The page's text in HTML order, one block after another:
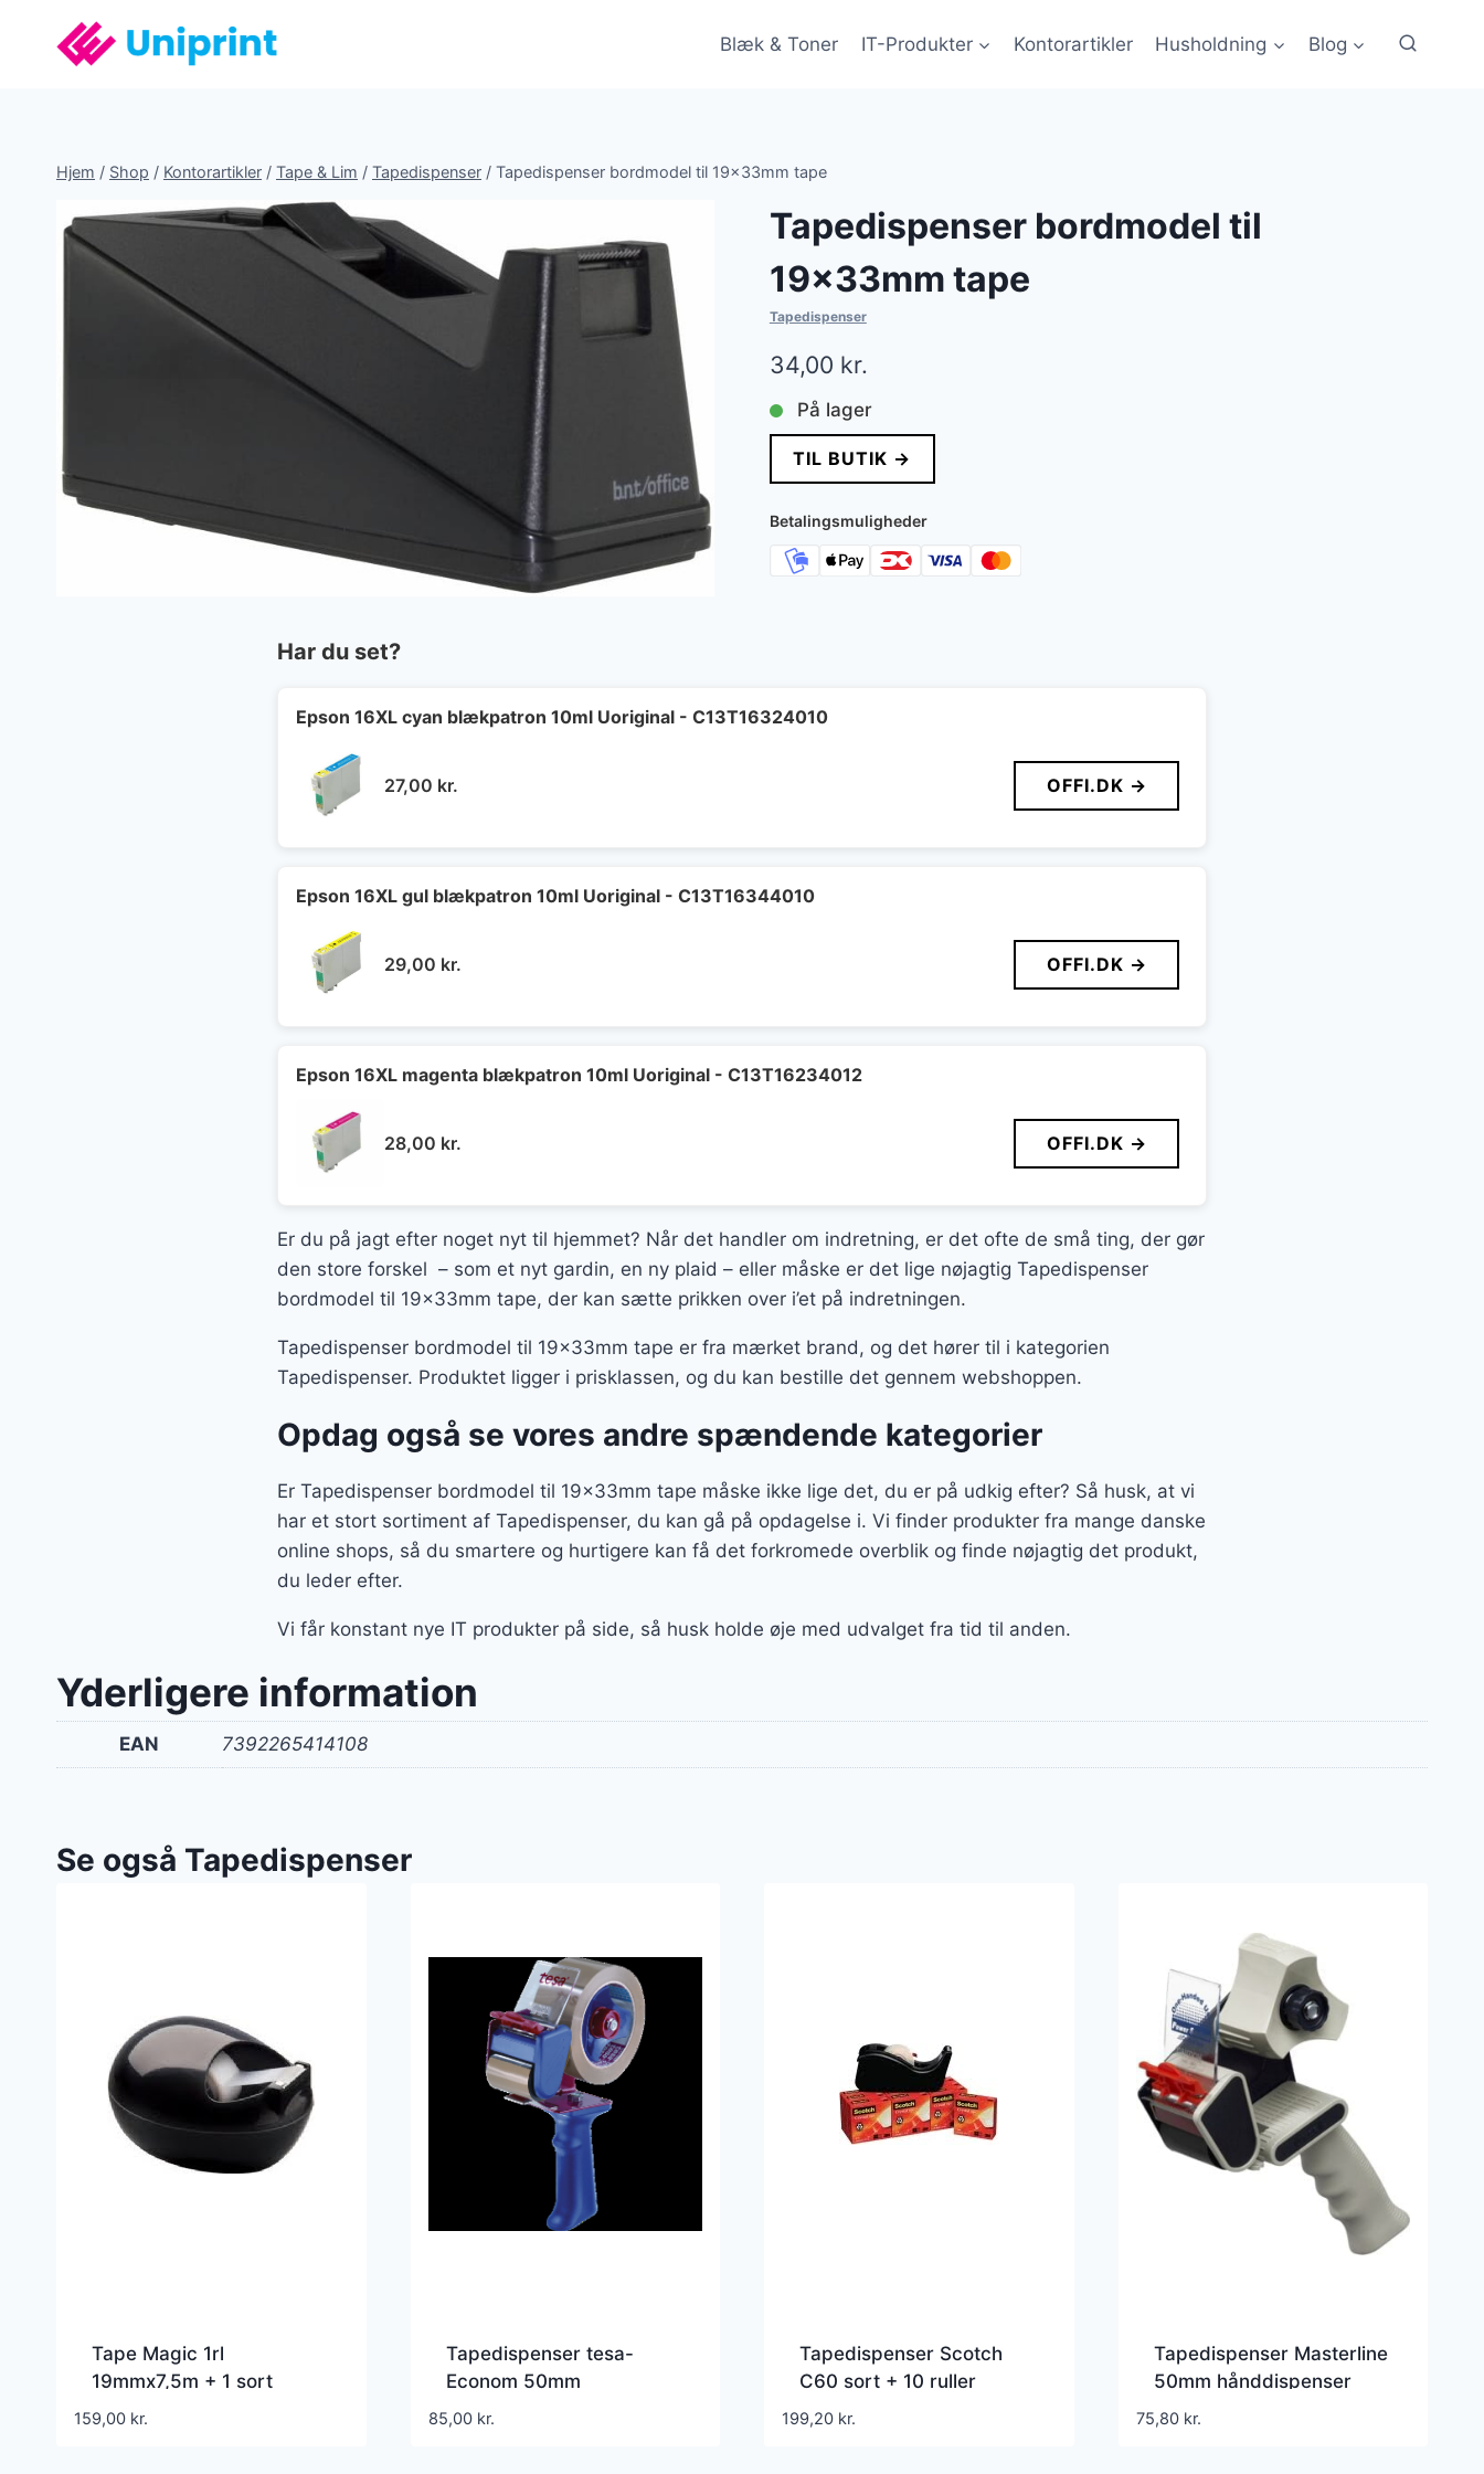
Blæk & Toner IT-Produkter Kontorartikler Husholdning Blog
Hjem / Shop / Kontorartikler / Tape & Lim / Tapedispenser / Tapedispenser bordmodel til 19x33mm tape
Tapedispenser bordmodel til
19x33mm tape
Tapedispenser
34,00 kr.
På lager
TIL BUTIK →
Betalingsmuligheder
Har du set?
Epson 16XL cyan blækpatron 10ml Uoriginal - C13T16324010
27,00 kr. OFFI.DK →
Epson 16XL gul blækpatron 10ml Uoriginal - C13T16344010
29,00 kr. OFFI.DK →
Epson 16XL magenta blækpatron 10ml Uoriginal - C13T16234012
28,00 kr. OFFI.DK →
Er du på jagt efter noget nyt til hjemmet? Når det handler om indretning, er det ofte de små ting, der gør
den store forskel – som et nyt gardin, en ny plaid – eller måske er det lige nøjagtig Tapedispenser
bordmodel til 19x33mm tape, der kan sætte prikken over i’et på indretningen.
Tapedispenser bordmodel til 19x33mm tape er fra mærket brand, og det hører til i kategorien
Tapedispenser. Produktet ligger i prisklassen, og du kan bestille det gennem webshoppen.
Opdag også se vores andre spændende kategorier
Er Tapedispenser bordmodel til 19x33mm tape måske ikke lige det, du er på udkig efter? Så husk, at vi
har et stort sortiment af Tapedispenser, du kan gå på opdagelse i. Vi finder produkter fra mange danske
online shops, så du smartere og hurtigere kan få det forkromede overblik og finde nøjagtig det produkt,
du leder efter.
Vi får konstant nye IT produkter på side, så husk holde øje med udvalget fra tid til anden.
Yderligere information
EAN 7392265414108
Se også Tapedispenser
Tape Magic 1rl
19mmx7,5m + 1 sort
dispenser KS design
159,00 kr.
Tapedispenser tesa-
Econom 50mm
hånddispenser m/bremse
85,00 kr.
Tapedispenser Scotch
C60 sort + 10 ruller
Scotch Crystal tape
199,20 kr.
Tapedispenser Masterline
50mm hånddispenser
m/bremse
75,80 kr.